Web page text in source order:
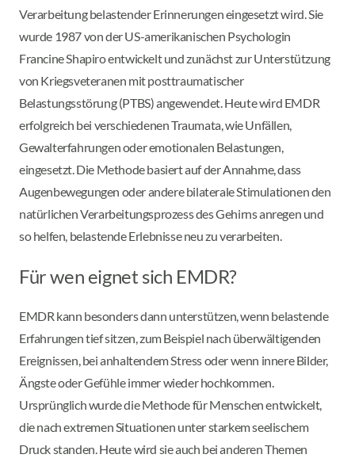
Verarbeitung belastender Erinnerungen eingesetzt wird. Sie
wurde 1987 von der US-amerikanischen Psychologin
Francine Shapiro entwickelt und zunächst zur Unterstützung
von Kriegsveteranen mit posttraumatischer
Belastungsstörung (PTBS) angewendet. Heute wird EMDR
erfolgreich bei verschiedenen Traumata, wie Unfällen,
Gewalterfahrungen oder emotionalen Belastungen,
eingesetzt. Die Methode basiert auf der Annahme, dass
Augenbewegungen oder andere bilaterale Stimulationen den
natürlichen Verarbeitungsprozess des Gehirns anregen und
so helfen, belastende Erlebnisse neu zu verarbeiten.
Für wen eignet sich EMDR?
EMDR kann besonders dann unterstützen, wenn belastende
Erfahrungen tief sitzen, zum Beispiel nach überwältigenden
Ereignissen, bei anhaltendem Stress oder wenn innere Bilder,
Ängste oder Gefühle immer wieder hochkommen.
Ursprünglich wurde die Methode für Menschen entwickelt,
die nach extremen Situationen unter starkem seelischem
Druck standen. Heute wird sie auch bei anderen Themen